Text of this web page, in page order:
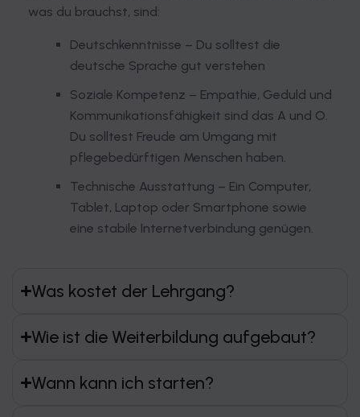
was du brauchst, sind:
Deutschkenntnisse – Du solltest die
deutsche Sprache gut verstehen
Soziale Kompetenz – Empathie, Geduld und
Kommunikationsfähigkeit sind das A und O.
Du solltest Freude am Umgang mit
pflegebedürftigen Menschen haben.
Technische Ausstattung – Ein Computer,
Tablet, Laptop oder Smartphone sowie
eine stabile Internetverbindung genügen.
Was kostet der Lehrgang?
Wie ist die Weiterbildung aufgebaut?
Wann kann ich starten?